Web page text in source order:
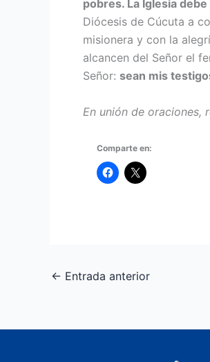
pobres. La Iglesia
Diócesis de Cúcuta a
misionera y con la
alcancen del Señor el
Señor: sean mis
En unión de oraciones,
Comparte en:
← Entrada anterior